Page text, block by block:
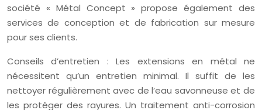
société « Métal Concept » propose également des
services de conception et de fabrication sur mesure
pour ses clients.
Conseils d’entretien : Les extensions en métal ne
nécessitent qu’un entretien minimal. Il suffit de les
nettoyer régulièrement avec de l’eau savonneuse et de
les protéger des rayures. Un traitement anti-corrosion